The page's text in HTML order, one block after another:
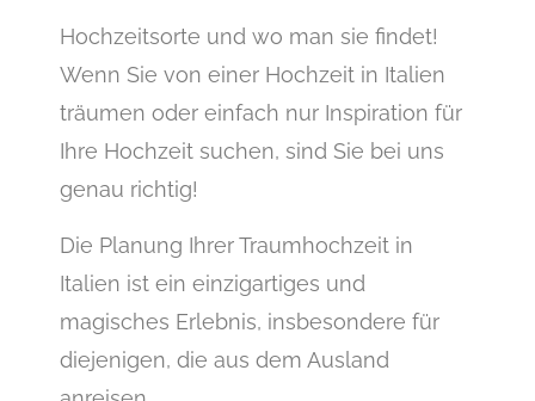
Hochzeitsorte und wo man sie findet!
Wenn Sie von einer Hochzeit in Italien
träumen oder einfach nur Inspiration für
Ihre Hochzeit suchen, sind Sie bei uns
genau richtig!
Die Planung Ihrer Traumhochzeit in
Italien ist ein einzigartiges und
magisches Erlebnis, insbesondere für
diejenigen, die aus dem Ausland